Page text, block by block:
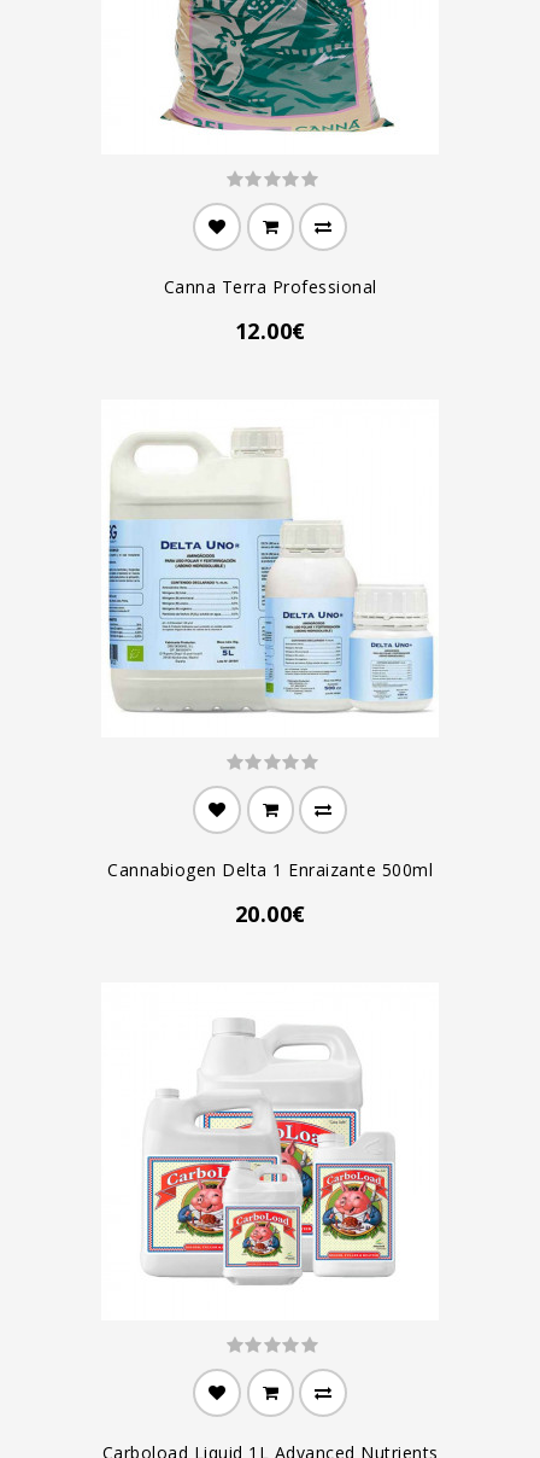
Canna Terra Professional
12.00€
Cannabiogen Delta 1 Enraizante 500ml
20.00€
Carboload Liquid 1L Advanced Nutrients